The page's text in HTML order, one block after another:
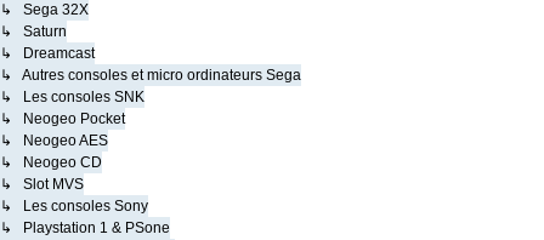
↳ Sega 32X
↳ Saturn
↳ Dreamcast
↳ Autres consoles et micro ordinateurs Sega
↳ Les consoles SNK
↳ Neogeo Pocket
↳ Neogeo AES
↳ Neogeo CD
↳ Slot MVS
↳ Les consoles Sony
↳ Playstation 1 & PSone